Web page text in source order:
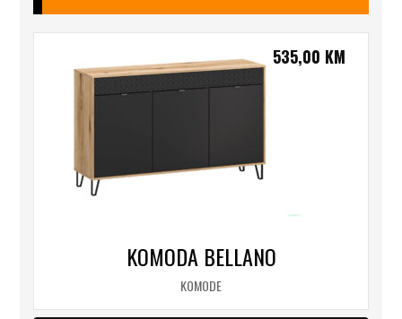
KOMODA BELLANO
KOMODE
535,00 KM